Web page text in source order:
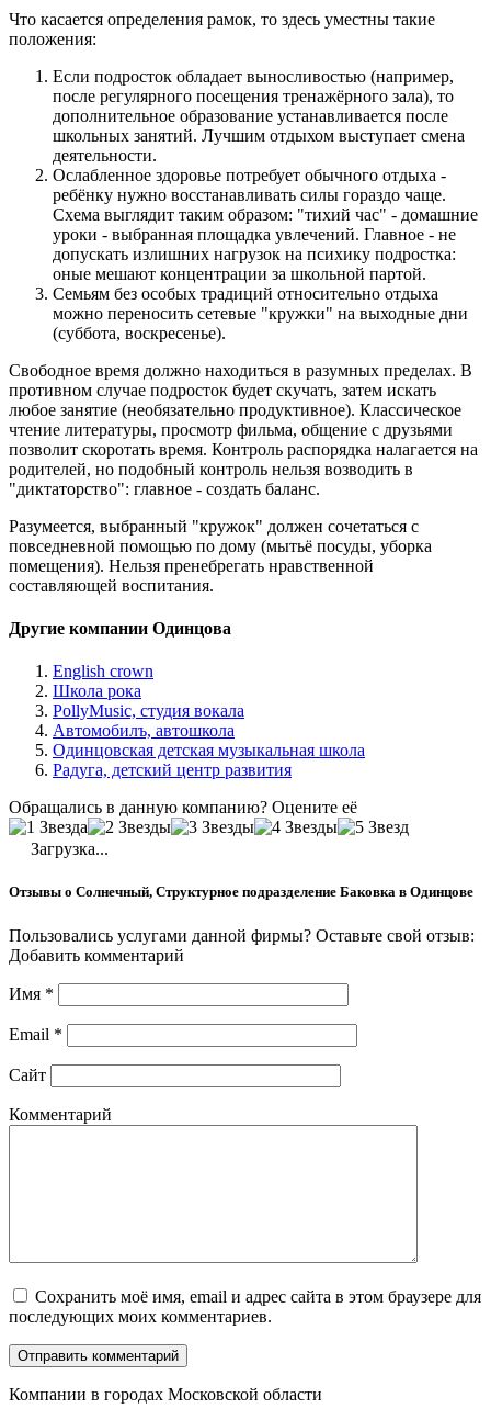
Что касается определения рамок, то здесь уместны такие
положения:
Если подросток обладает выносливостью (например,
после регулярного посещения тренажёрного зала), то
дополнительное образование устанавливается после
школьных занятий. Лучшим отдыхом выступает смена
деятельности.
Ослабленное здоровье потребует обычного отдыха -
ребёнку нужно восстанавливать силы гораздо чаще.
Схема выглядит таким образом: "тихий час" - домашние
уроки - выбранная площадка увлечений. Главное - не
допускать излишних нагрузок на психику подростка:
оные мешают концентрации за школьной партой.
Семьям без особых традиций относительно отдыха
можно переносить сетевые "кружки" на выходные дни
(суббота, воскресенье).
Свободное время должно находиться в разумных пределах. В
противном случае подросток будет скучать, затем искать
любое занятие (необязательно продуктивное). Классическое
чтение литературы, просмотр фильма, общение с друзьями
позволит скоротать время. Контроль распорядка налагается на
родителей, но подобный контроль нельзя возводить в
"диктаторство": главное - создать баланс.
Разумеется, выбранный "кружок" должен сочетаться с
повседневной помощью по дому (мытьё посуды, уборка
помещения). Нельзя пренебрегать нравственной
составляющей воспитания.
Другие компании Одинцова
English crown
Школа рока
PollyMusic, студия вокала
Автомобилъ, автошкола
Одинцовская детская музыкальная школа
Радуга, детский центр развития
Обращались в данную компанию? Оцените её
Загрузка...
Отзывы о Солнечный, Структурное подразделение Баковка в Одинцове
Пользовались услугами данной фирмы? Оставьте свой отзыв:
Добавить комментарий
Имя *
Email *
Сайт
Комментарий
Сохранить моё имя, email и адрес сайта в этом браузере для
последующих моих комментариев.
Компании в городах Московской области